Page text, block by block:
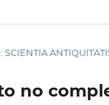
SCIENTIA
no